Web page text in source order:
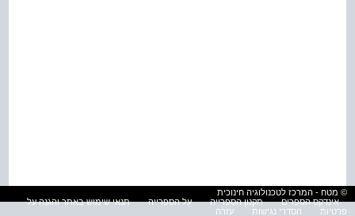
© מטח - המרכז לטכנולוגיה חינוכית
אינדקס הספרים
תקנון הספרייה על הספרייה
תנאי שימוש באתר והגנה על
פרטיות
הסדרי נגישות עזרה